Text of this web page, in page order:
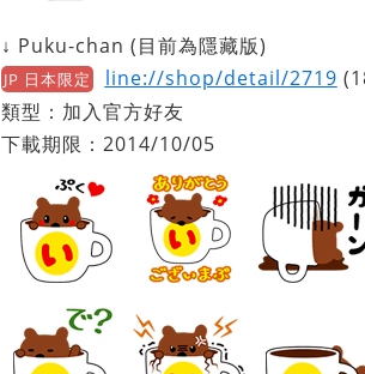
↓ Puku-chan (目前為隱藏版)
JP 日本限定 line://shop/detail/2719
類型：加入官方好友
下載期限：2014/10/05